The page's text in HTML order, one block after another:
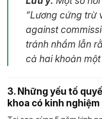
“Lương cứng trừ
against
tránh nhầm lẫn
cả hai khoản
3. Những yếu tố
khoa có kinh nghiệm